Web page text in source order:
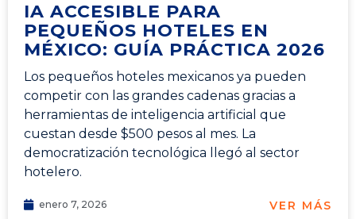
IA ACCESIBLE PARA
PEQUEÑOS HOTELES EN
MÉXICO: GUÍA PRÁCTICA 2026
Los pequeños hoteles mexicanos ya pueden
competir con las grandes cadenas gracias a
herramientas de inteligencia artificial que
cuestan desde $500 pesos al mes. La
democratización tecnológica llegó al sector
hotelero.
enero 7, 2026 VER MÁS